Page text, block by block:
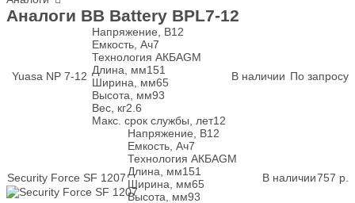
Аналоги BB Battery BPL7-12
Yuasa NP 7-12
Напряжение, В12
Емкость, Ач7
Технология АКБAGM
Длина, мм151
Ширина, мм65
Высота, мм93
Вес, кг2.6
Макс. срок службы, лет12
В наличии По запросу
Security Force SF 1207
Напряжение, В12
Емкость, Ач7
Технология АКБAGM
Длина, мм151
Ширина, мм65
Высота, мм93
В наличии757 р.